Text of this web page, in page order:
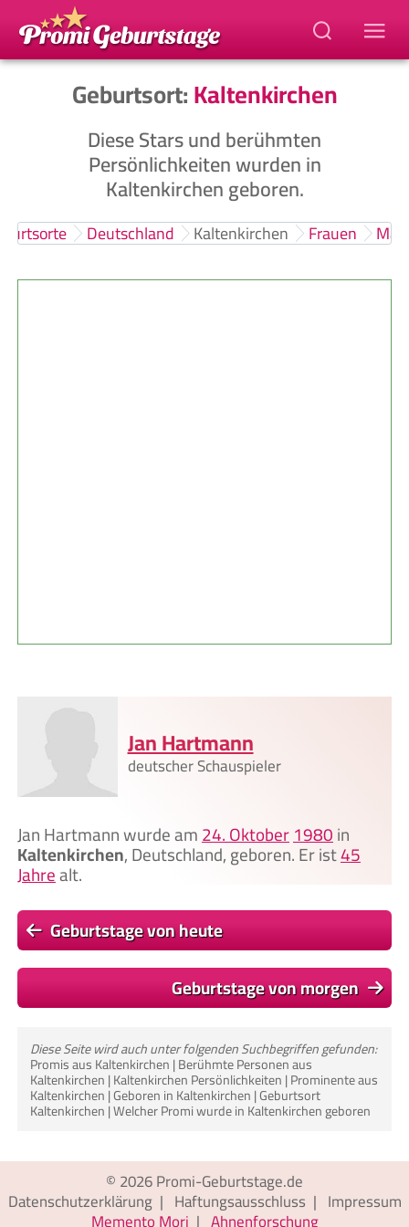
Geburtsort:Kaltenkirchen
Diese Stars und berühmten
Persönlichkeiten wurden in
Kaltenkirchen geboren.
Deutschland Kaltenkirchen Frauen
Jan Hartmann
deutscher Schauspieler
Jan Hartmann wurde am24. Oktober1980in
Kaltenkirchen, Deutschland, geboren. Er ist45
Jahrealt.
Geburtstage von heute
Geburtstage von morgen
Diese Seite wird auch unter folgenden Suchbegriffen gefunden:
Promis aus Kaltenkirchen | Berühmte Personen aus
Kaltenkirchen | Kaltenkirchen Persönlichkeiten | Prominente aus
Kaltenkirchen | Geboren in Kaltenkirchen | Geburtsort
Kaltenkirchen | Welcher Promi wurde in Kaltenkirchen geboren
© 2026Promi-Geburtstage.de
Datenschutzerklärung| Haftungsausschluss | Impressum